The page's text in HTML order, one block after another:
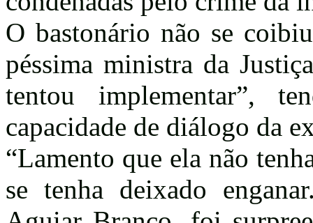
O bastonário não se
péssima ministra da
tentou implementar”,
capacidade de diálogo da
“Lamento que ela não
se tenha deixado